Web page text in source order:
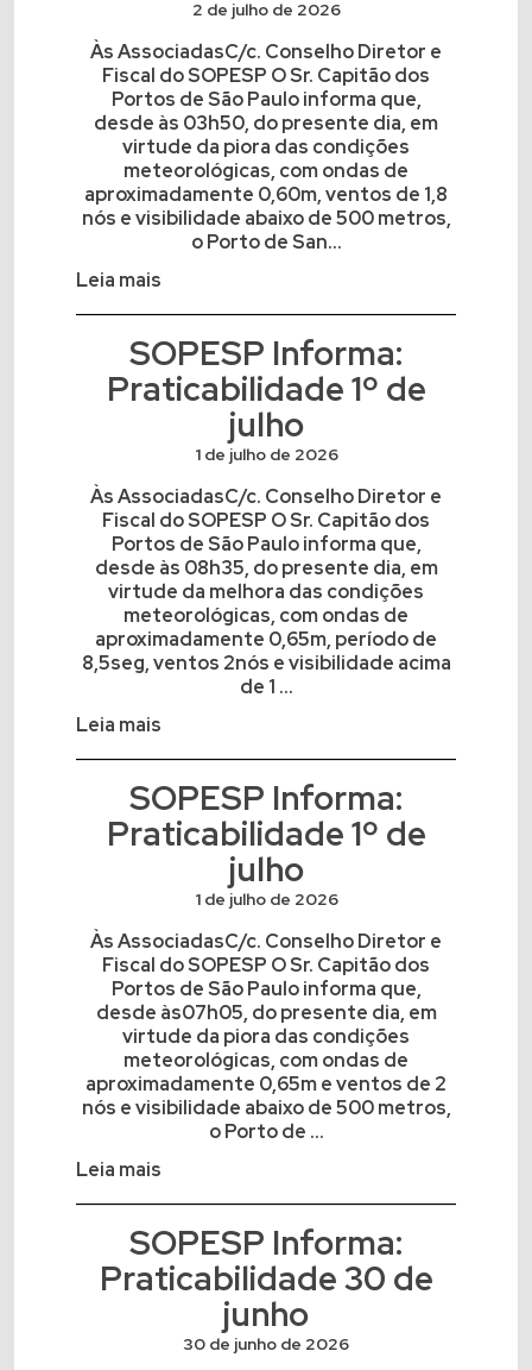
2 de julho de 2026
Às AssociadasC/c. Conselho Diretor e
Fiscal do SOPESP O Sr. Capitão dos
Portos de São Paulo informa que,
desde às 03h50, do presente dia, em
virtude da piora das condições
meteorológicas, com ondas de
aproximadamente 0,60m, ventos de 1,8
nós e visibilidade abaixo de 500 metros,
o Porto de San...
Leia mais
SOPESP Informa:
Praticabilidade 1º de
julho
1 de julho de 2026
Às AssociadasC/c. Conselho Diretor e
Fiscal do SOPESP O Sr. Capitão dos
Portos de São Paulo informa que,
desde às 08h35, do presente dia, em
virtude da melhora das condições
meteorológicas, com ondas de
aproximadamente 0,65m, período de
8,5seg, ventos 2nós e visibilidade acima
de 1 ...
Leia mais
SOPESP Informa:
Praticabilidade 1º de
julho
1 de julho de 2026
Às AssociadasC/c. Conselho Diretor e
Fiscal do SOPESP O Sr. Capitão dos
Portos de São Paulo informa que,
desde às07h05, do presente dia, em
virtude da piora das condições
meteorológicas, com ondas de
aproximadamente 0,65m e ventos de 2
nós e visibilidade abaixo de 500 metros,
o Porto de ...
Leia mais
SOPESP Informa:
Praticabilidade 30 de
junho
30 de junho de 2026